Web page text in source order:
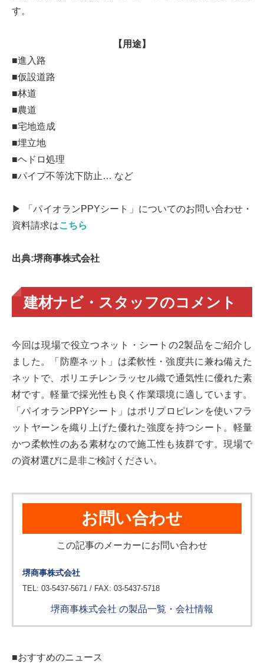
す。
【用途】
■進入路
■仮設道路
■林道
■農道
■宅地造成
■埋立地
■ヘドロ処理
■パイプ不等沈下防止… など
▶ 「パイオランPPYシート」についてのお問い合わせ・
資料請求はこちら
出典:堺商事株式会社
建材ナビ・スタッフのコメント
今回は現場で役立つネット・シートの2製品をご紹介し
ました。「防塵ネット」は柔軟性・強度共に兼ね備えた
ネットで、ポリエチレンラッセル織で通気性に優れた素
材です。軽量で採光性も良く作業環境に適しています。
「パイオランPPYシート」はポリプロピレンを使いフラ
ットヤーンを織り上げた優れた強度を持つシート。軽量
かつ柔軟性のある素材なので施工性も抜群です。現場で
の資材選びに是非ご検討ください。
お問い合わせ
この記事のメーカーにお問い合わせ
堺商事株式会社
TEL: 03-5437-5671 / FAX: 03-5437-5718
堺商事株式会社 の製品一覧・会社情報
■おすすめのニュース